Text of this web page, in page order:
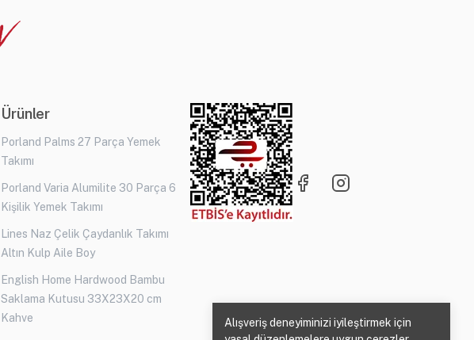
Alışveriş deneyiminizi iyileştirmek için
Ürünler
Porland Palms 27 Parça Yemek
Takımı
Porland Varia Alumilite 30 Parça 6
Kişilik Yemek Takımı
Lines Naz Çelik Çaydanlık Takımı
Altın Kulp Aile Boy
English Home Hardwood Bambu
Saklama Kutusu 33X23X20 cm
Kahve